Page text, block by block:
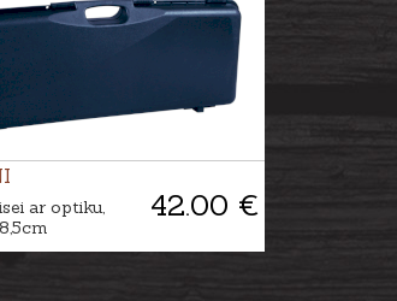
42.00 €
ar optiku,